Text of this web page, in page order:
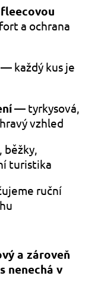
a ochrana
— každý kus je
— tyrkysová,
vzhled
turistika
ruční
a zároveň
nenechá v